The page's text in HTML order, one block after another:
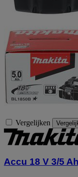
Vergelijken
Accu 18 V 3/5